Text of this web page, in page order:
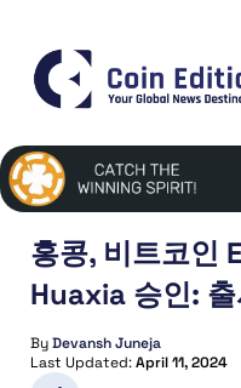
홍콩, 비트코인
Huaxia 승인:
ByDevansh Juneja
Last Updated:April 11, 2024